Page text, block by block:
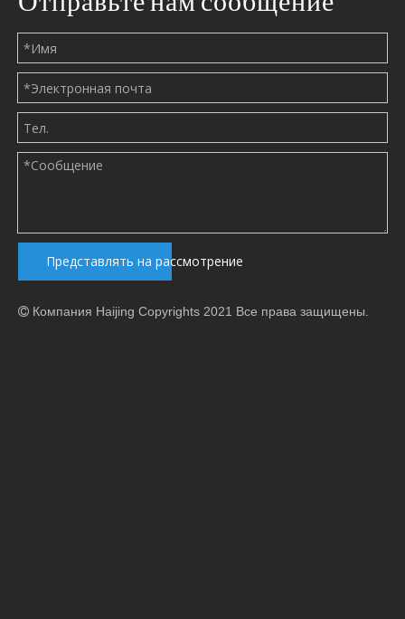
Представлять на рассмотрение
 Компания Haijing Copyrights 2021 Все права защищены.